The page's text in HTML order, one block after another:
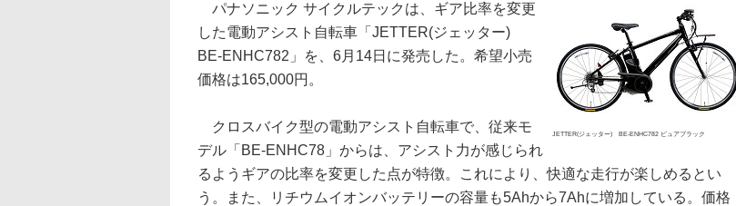
JETTER(ジェッター) BE-ENHC782 ピュアブラック
パナソニック サイクルテックは、ギア比率を変更
した電動アシスト自転車「JETTER(ジェッター)
BE-ENHC782」を、6月14日に発売した。希望小売
価格は165,000円。
クロスバイク型の電動アシスト自転車で、従来モ
デル「BE-ENHC78」からは、アシスト力が感じられ
るようギアの比率を変更した点が特徴。これにより、快適な走行が楽しめるとい
う。また、リチウムイオンバッテリーの容量も5Ahから7Ahに増加している。価格